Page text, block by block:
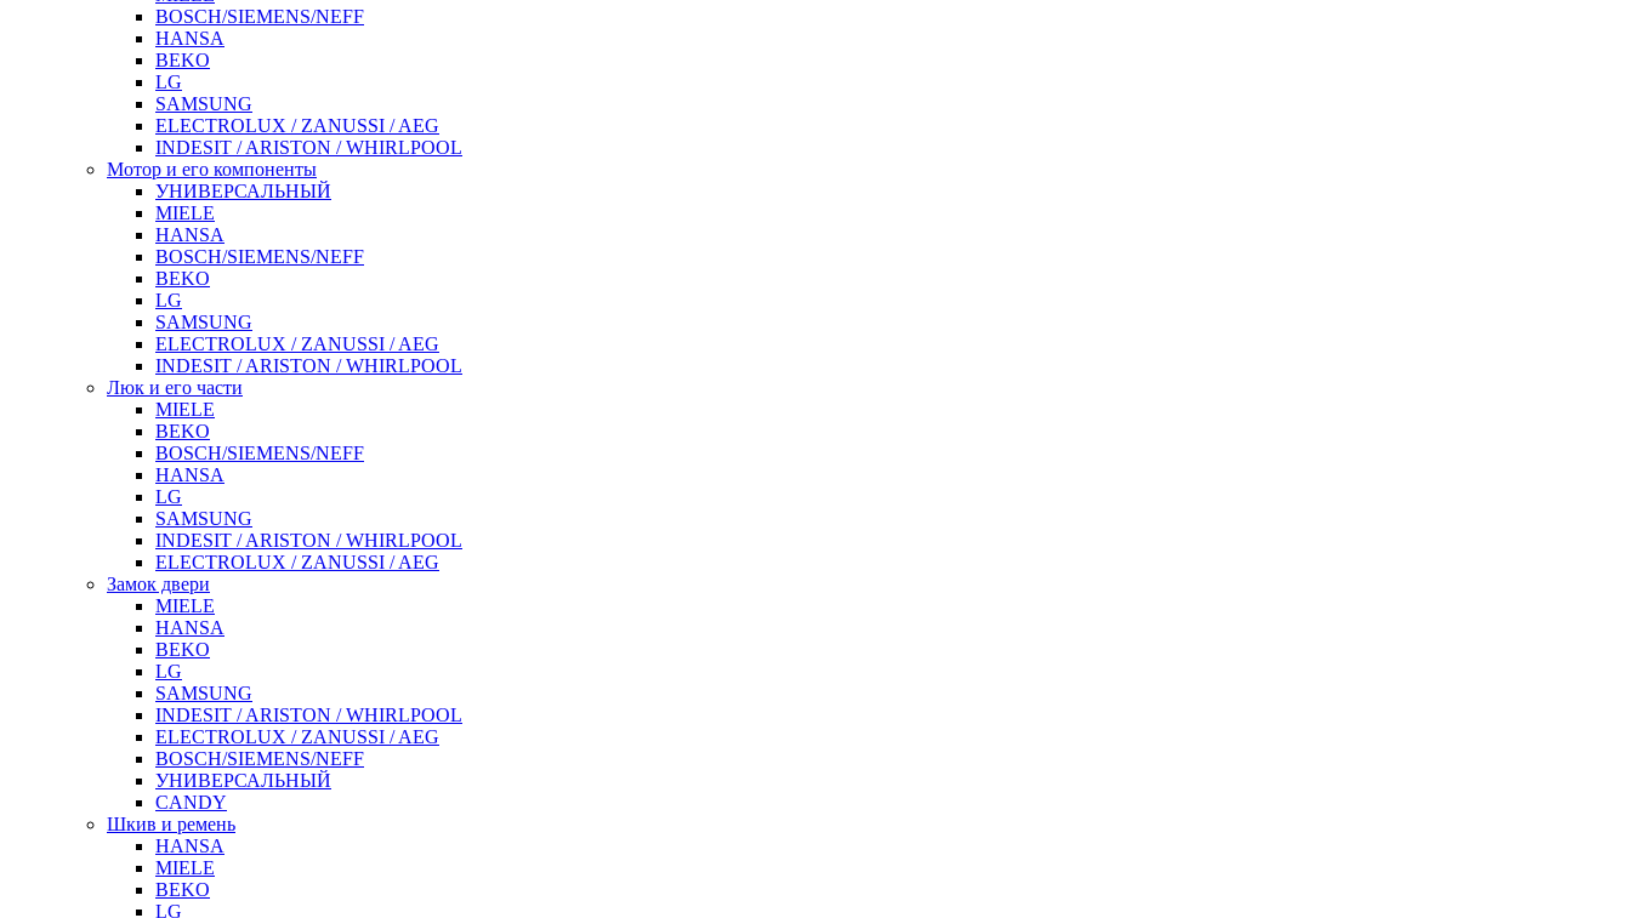
BOSCH/SIEMENS/NEFF
HANSA
BEKO
LG
SAMSUNG
ELECTROLUX / ZANUSSI / AEG
INDESIT / ARISTON / WHIRLPOOL
Мотор и его компоненты
УНИВЕРСАЛЬНЫЙ
MIELE
HANSA
BOSCH/SIEMENS/NEFF
BEKO
LG
SAMSUNG
ELECTROLUX / ZANUSSI / AEG
INDESIT / ARISTON / WHIRLPOOL
Люк и его части
MIELE
BEKO
BOSCH/SIEMENS/NEFF
HANSA
LG
SAMSUNG
INDESIT / ARISTON / WHIRLPOOL
ELECTROLUX / ZANUSSI / AEG
Замок двери
MIELE
HANSA
BEKO
LG
SAMSUNG
INDESIT / ARISTON / WHIRLPOOL
ELECTROLUX / ZANUSSI / AEG
BOSCH/SIEMENS/NEFF
УНИВЕРСАЛЬНЫЙ
CANDY
Шкив и ремень
HANSA
MIELE
BEKO
LG